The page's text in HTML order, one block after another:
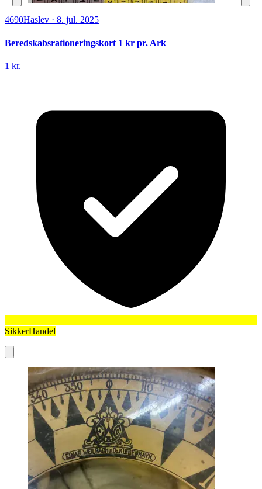
4690Haslev · 8. jul. 2025
Beredskabsrationeringskort 1 kr pr. Ark
1 kr.
SikkerHandel